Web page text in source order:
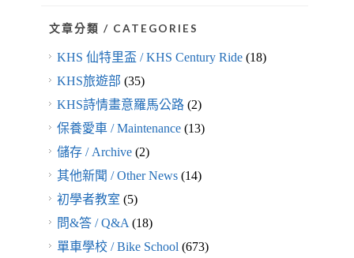
文章分類 / CATEGORIES
KHS 仙特里盃 / KHS Century Ride(18)
KHS旅遊部 (35)
KHS詩情畫意羅馬公路(2)
保養愛車 / Maintenance(13)
儲存 / Archive(2)
其他新聞 / Other News(14)
初學者教室 (5)
問&答 / Q&A (18)
單車學校 / Bike School (673)